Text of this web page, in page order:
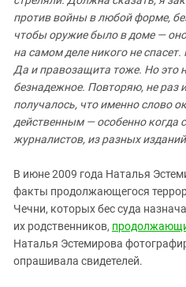
против войны в любой форме,
чтобы оружие было в доме —
на самом деле никого не
Да и правозащита тоже. Но это
безнадежное. Повторяю, не раз
получалось, что именно слово
действенным — особенно когда
журналистов, из разных
В июне 2009 года Наталья
факты продолжающегося
Чечни, которых бес суда
их родственников,
Наталья Эстемирова
опрашивала свидетелей.